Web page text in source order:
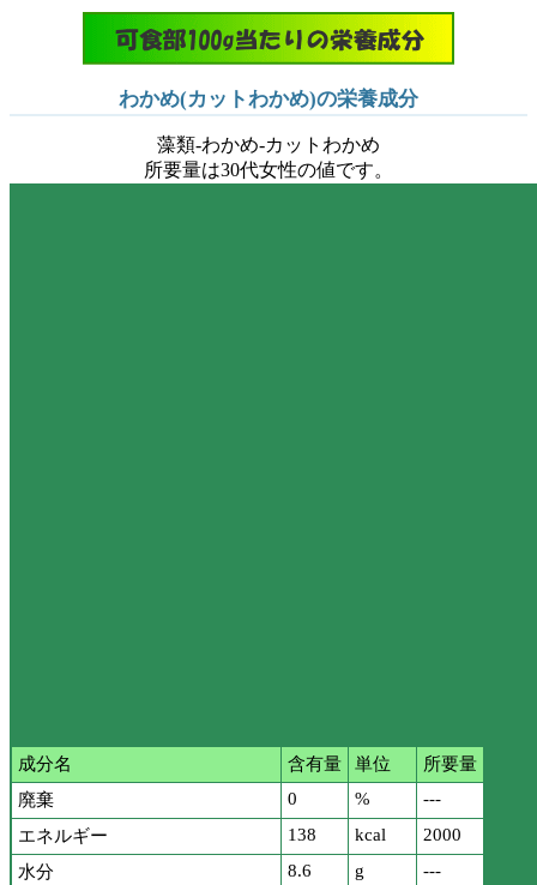
わかめ(カットわかめ)の栄養成分
藻類-わかめ-カットわかめ
所要量は30代女性の値です。
成分名 含有量 単位
所要量
廃棄
0 %
---
エネルギー
138 kcal
2000
水分
8.6 g
---